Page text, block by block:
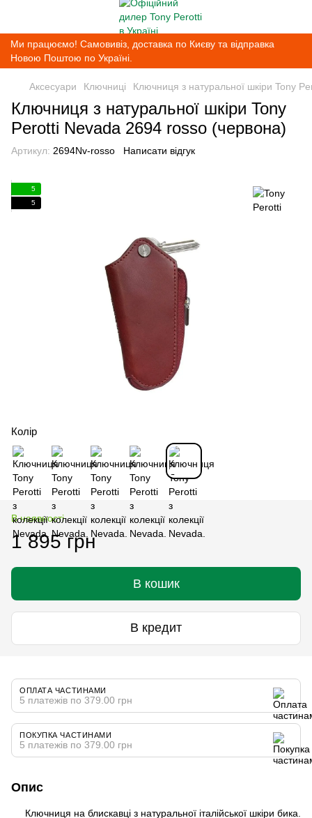
Ми працюємо! Самовивіз, доставка по Києву та відправка
Новою Поштою по Україні.
Аксесуари Ключниці Ключниця з натуральної шкіри Tony
Ключниця з натуральної шкіри Tony
Perotti Nevada 2694 rosso (червона)
Артикул: 2694Nv-rosso Написати відгук
5
5
Колір
В наявності
1 895 грн
В кошик
В кредит
ОПЛАТА ЧАСТИНАМИ
5 платежів по 379.00 грн
ПОКУПКА ЧАСТИНАМИ
5 платежів по 379.00 грн
Опис
Ключниця на блискавці з натуральної італійської шкіри бика.